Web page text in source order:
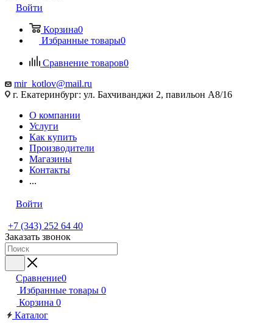
Войти
Корзина0
Избранные товары0
Сравнение товаров0
mir_kotlov@mail.ru
г. Екатеринбург: ул. Бахчиванджи 2, павильон А8/16
О компании
Услуги
Как купить
Производители
Магазины
Контакты
...
Войти
+7 (343) 252 64 40
Заказать звонок
Сравнение0
Избранные товары 0
Корзина 0
Каталог